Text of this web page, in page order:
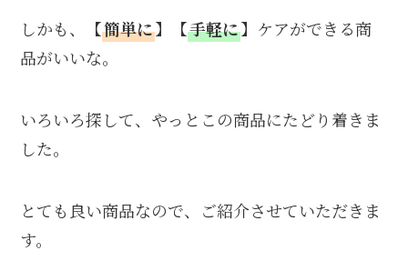
しかも、【簡単に】【手軽に】ケアができる商
品がいいな。
いろいろ探して、やっとこの商品にたどり着きま
した。
とても良い商品なので、ご紹介させていただきま
す。